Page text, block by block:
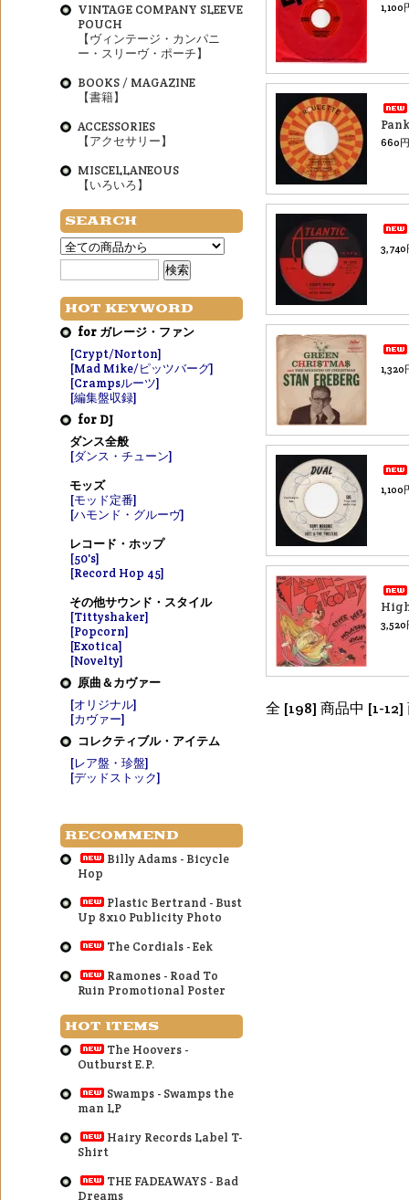
1,100
660
3,740
1,320
1,100
3,520
全 [198] 商品中 [1-
VINTAGE COMPANY SLEEVE
POUCH
【ヴィンテージ・カンパニ
ー・スリーヴ・ポーチ】
BOOKS / MAGAZINE
【書籍】
ACCESSORIES
【アクセサリー】
MISCELLANEOUS
【いろいろ】
SEARCH
HOT KEYWORD
for ガレージ・ファン
[Crypt/Norton]
[Mad Mike/ピッツバーグ]
[Crampsルーツ]
[編集盤収録]
for DJ
ダンス全般
[ダンス・チューン]
モッズ
[モッド定番]
[ハモンド・グルーヴ]
レコード・ホップ
[50's]
[Record Hop 45]
その他サウンド・スタイル
[Tittyshaker]
[Popcorn]
[Exotica]
[Novelty]
原曲＆カヴァー
[オリジナル]
[カヴァー]
コレクティブル・アイテム
[レア盤・珍盤]
[デッドストック]
RECOMMEND
Billy Adams - Bicycle
Hop
Plastic Bertrand - Bust
Up 8x10 Publicity Photo
The Cordials - Eek
Ramones - Road To
Ruin Promotional Poster
HOT ITEMS
The Hoovers -
Outburst E.P.
Swamps - Swamps the
man LP
Hairy Records Label T-
Shirt
THE FADEAWAYS - Bad
Dreams